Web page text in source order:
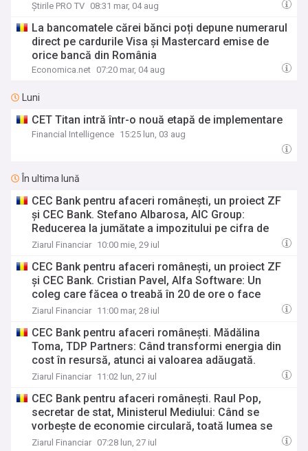
Știrile PRO TV 08:31 mar, 04 aug
La bancomatele cărei bănci poți depune numerarul
direct pe cardurile Visa și Mastercard emise de
orice bancă din România
Economica.net 07:20 mar, 04 aug
Luni
CET Titan intră într-o nouă etapă de implementare
Financial Intelligence 15:25 lun, 03 aug
În ultima lună
CEC Bank pentru afaceri româneşti, un proiect ZF
şi CEC Bank. Stefano Albarosa, AIC Group:
Reducerea la jumătate a impozitului pe cifra de
afaceri ne-a eliberat bugetul de investiţii. Am
din Ploieşti şi ridicăm unul la Arad
Ziarul Financiar 10:00 mie, 29 iul
CEC Bank pentru afaceri româneşti, un proiect ZF
şi CEC Bank. Cristian Pavel, Alfa Software: Un
coleg care făcea o treabă în 20 de ore o face
acum, cu AI, în 3-4 ore. Am închis iunie cu o
Ziarul Financiar 11:00 mar, 28 iul
CEC Bank pentru afaceri româneşti. Mădălina
Toma, TDP Partners: Când transformi energia din
cost în resursă, atunci ai valoarea adăugată.
Aceasta cred că înseamnă maturizarea pieţei de
Ziarul Financiar 11:02 lun, 27 iul
CEC Bank pentru afaceri româneşti. Raul Pop,
secretar de stat, Ministerul Mediului: Când se
vorbeşte de economie circulară, toată lumea se
gândeşte la reciclare. Aceasta este de fapt ultima
Ziarul Financiar 07:28 lun, 27 iul